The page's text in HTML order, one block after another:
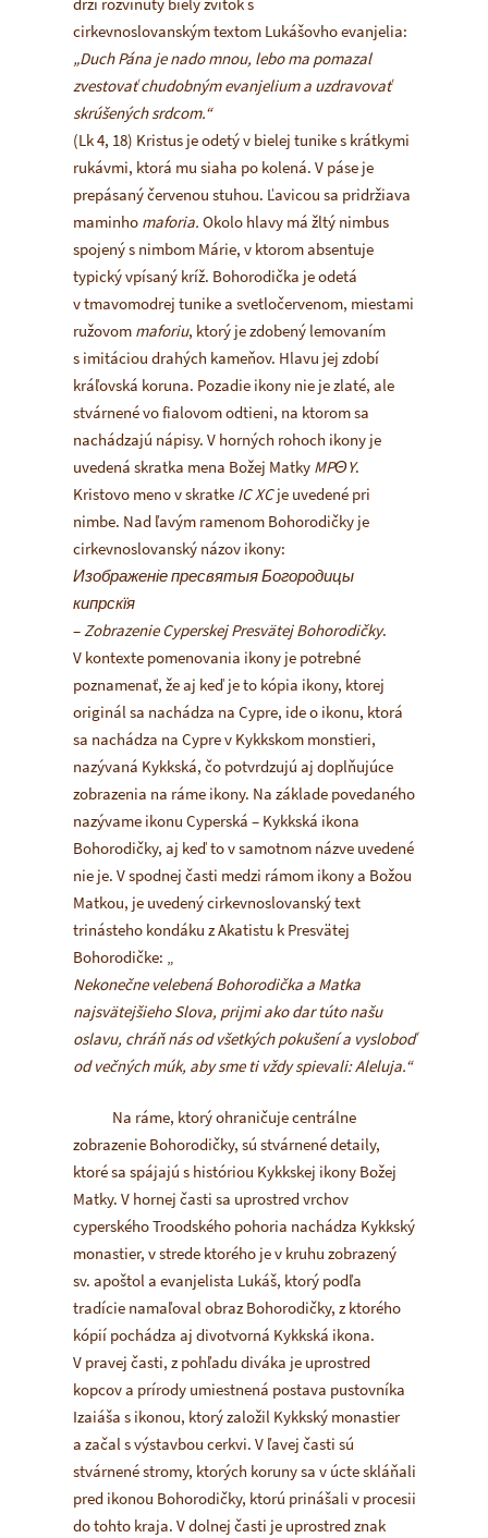
cirkevnoslovanským textom Lukášovho evanjelia:
„Duch Pána je nado mnou, lebo ma pomazal
zvestovať chudobným evanjelium a uzdravovať
skrúšených srdcom.“
(Lk 4, 18) Kristus je odetý v bielej tunike s krátkymi
rukávmi, ktorá mu siaha po kolená. V páse je
prepásaný červenou stuhou. Ľavicou sa pridržiava
maminho maforia. Okolo hlavy má žltý nimbus
spojený s nimbom Márie, v ktorom absentuje
typický vpísaný kríž. Bohorodička je odetá
v tmavomodrej tunike a svetločervenom, miestami
ružovom maforiu, ktorý je zdobený lemovaním
s imitáciou drahých kameňov. Hlavu jej zdobí
kráľovská koruna. Pozadie ikony nie je zlaté, ale
stvárnené vo fialovom odtieni, na ktorom sa
nachádzajú nápisy. V horných rohoch ikony je
uvedená skratka mena Božej Matky MPΘY.
Kristovo meno v skratke IC XCje uvedené pri
nimbe. Nad ľavým ramenom Bohorodičky je
cirkevnoslovanský názov ikony:
Изображеніе пресвятыя Богородицы
кипрскїя
– Zobrazenie Cyperskej Presvätej Bohorodičky.
V kontexte pomenovania ikony je potrebné
poznamenať, že aj keď je to kópia ikony, ktorej
originál sa nachádza na Cypre, ide o ikonu, ktorá
sa nachádza na Cypre v Kykkskom monstieri,
nazývaná Kykkská, čo potvrdzujú aj doplňujúce
zobrazenia na ráme ikony. Na základe povedaného
nazývame ikonu Cyperská – Kykkská ikona
Bohorodičky, aj keď to v samotnom názve uvedené
nie je. V spodnej časti medzi rámom ikony a Božou
Matkou, je uvedený cirkevnoslovanský text
trinásteho kondáku z Akatistu k Presvätej
Bohorodičke: „
Nekonečne velebená Bohorodička a Mat­ka
najsvätejšieho Slova, prijmi ako dar túto našu
oslavu, chráň nás od všetkých pokušení a vyslo­boď
od večných múk, aby sme ti vždy spievali: Aleluja.“
Na ráme, ktorý ohraničuje centrálne
zobrazenie Bohorodičky, sú stvárnené detaily,
ktoré sa spájajú s históriou Kykkskej ikony Božej
Matky. V hornej časti sa uprostred vrchov
cyperského Troodského pohoria nachádza Kykkský
monastier, v strede ktorého je v kruhu zobrazený
sv. apoštol a evanjelista Lukáš, ktorý podľa
tradície namaľoval obraz Bohorodičky, z ktorého
kópií pochádza aj divotvorná Kykkská ikona.
V pravej časti, z pohľadu diváka je uprostred
kopcov a prírody umiestnená postava pustovníka
Izaiáša s ikonou, ktorý založil Kykkský monastier
a začal s výstavbou cerkvi. V ľavej časti sú
stvárnené stromy, ktorých koruny sa v úcte skláňali
pred ikonou Bohorodičky, ktorú prinášali v procesii
do tohto kraja. V dolnej časti je uprostred znak